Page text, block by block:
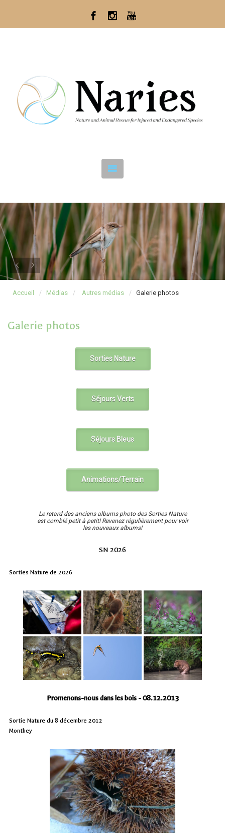
Accueil Médias Autres médias Galerie photos
Galerie photos
Sorties Nature
Séjours Verts
Séjours Bleus
Animations/Terrain
Le retard des anciens albums photo des Sorties Nature
est comblé petit à petit! Revenez régulièrement pour voir
les nouveaux albums!
SN 2026
Sorties Nature de 2026
Promenons-nous dans les bois - 08.12.2013
Sortie Nature du 8 décembre 2012
Monthey